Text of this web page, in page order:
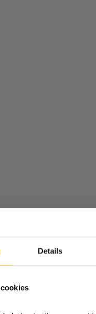
Details
roze dekzeil
€5,- korting!
de nieuwsbrief en